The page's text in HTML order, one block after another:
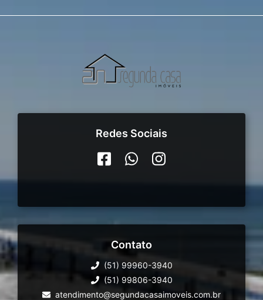
Redes Sociais
Contato
(51) 99960-3940
(51) 99806-3940
atendimento@segundacasaimoveis.com.br